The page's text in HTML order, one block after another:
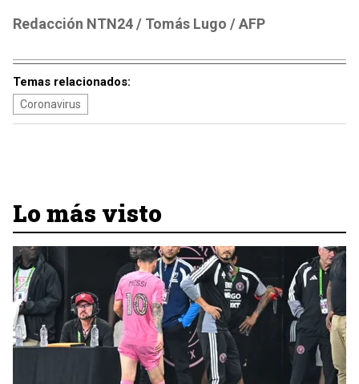
Redacción NTN24 / Tomás Lugo / AFP
Temas relacionados:
Coronavirus
Lo más visto